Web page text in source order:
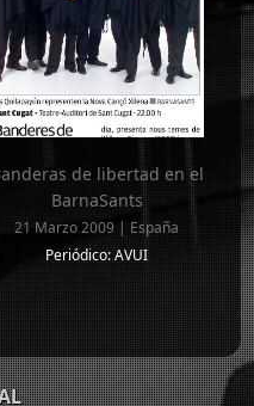
de libertad en el
BarnaSants
21 Marzo 2009 | España
Periódico: AVUI